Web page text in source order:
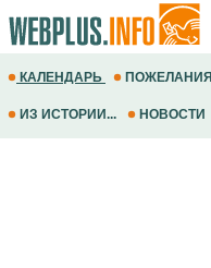
КАЛЕНДАРЬ ПОЖЕЛАНИЯ
ИЗ ИСТОРИИ... НОВОСТИ